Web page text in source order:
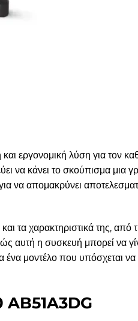
εργονομική λύση για τον
να κάνει το σκούπισμα μια
να απομακρύνει
τα χαρακτηριστικά της,
η συσκευή μπορεί να
ένα μοντέλο που υπόσχεται
AB51A3DG